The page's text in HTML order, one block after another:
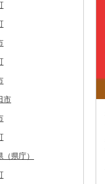
町町
市
県庁）
県庁）
市
県庁）